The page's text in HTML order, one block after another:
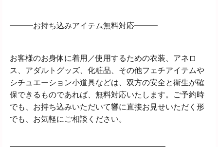
━━━お持ち込みアイテム無料対応━━━
お客様のお身体に着用／使用するための衣装、アネロ
ス、アダルトグッズ、化粧品、その他フェチアイテムや
シチュエーション小道具などは、双方の安全と衛生が確
保できるものであれば、無料対応いたします。ご予約時
でも、お持ち込みいただいて響に直接お見せいただく形
でも、お気軽にご相談ください。